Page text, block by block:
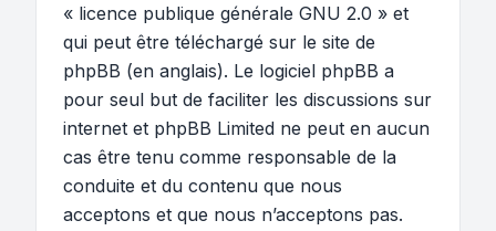
« licence publique générale GNU 2.0 » et
qui peut être téléchargé sur le site de
phpBB (en anglais). Le logiciel phpBB a
pour seul but de faciliter les discussions sur
internet et phpBB Limited ne peut en aucun
cas être tenu comme responsable de la
conduite et du contenu que nous
acceptons et que nous n’acceptons pas.